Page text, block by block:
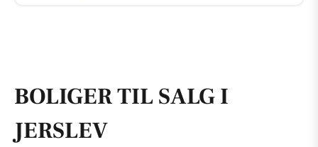
BOLIGER TIL SALG I
JERSLEV